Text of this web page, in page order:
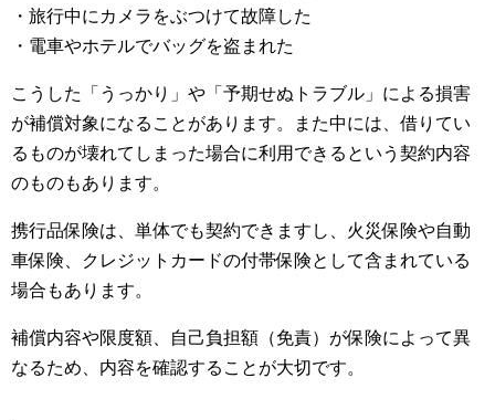
・旅行中にカメラをぶつけて故障した
・電車やホテルでバッグを盗まれた
こうした「うっかり」や「予期せぬトラブル」による損害
が補償対象になることがあります。また中には、借りてい
るものが壊れてしまった場合に利用できるという契約内容
のものもあります。
携行品保険は、単体でも契約できますし、火災保険や自動
車保険、クレジットカードの付帯保険として含まれている
場合もあります。
補償内容や限度額、自己負担額（免責）が保険によって異
なるため、内容を確認することが大切です。